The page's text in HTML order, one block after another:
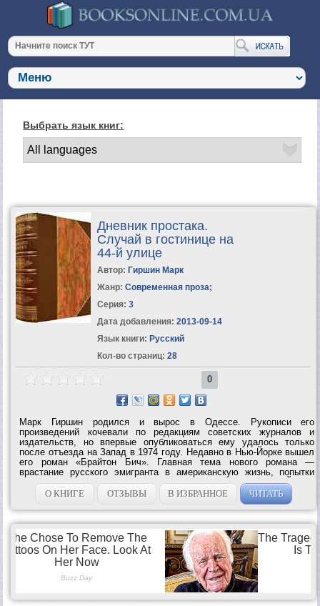
Выбрать язык книг:
Дневник простака.
Случай в гостинице на
44-й улице
Автор: Гиршин Марк
Жанр: Современная проза;
Серия: 3
Дата добавления: 2013-09-14
Язык книги: Русский
Кол-во страниц: 28
0
Марк Гиршин родился и вырос в Одессе. Рукописи его
произведений кочевали по редакциям советских журналов и
издательств, но впервые опубликоваться ему удалось только
после отъезда на Запад в 1974 году. Недавно в Нью-Йорке вышел
его роман «Брайтон Бич». Главная тема нового романа —
врастание русского эмигранта в американскую жизнь, попытки
самоутвердиться в водовороте современного Нью-Йорка.
Предисловие Сергея...
О КНИГЕ ОТЗЫВЫ В ИЗБРАННОЕ ЧИТАТЬ